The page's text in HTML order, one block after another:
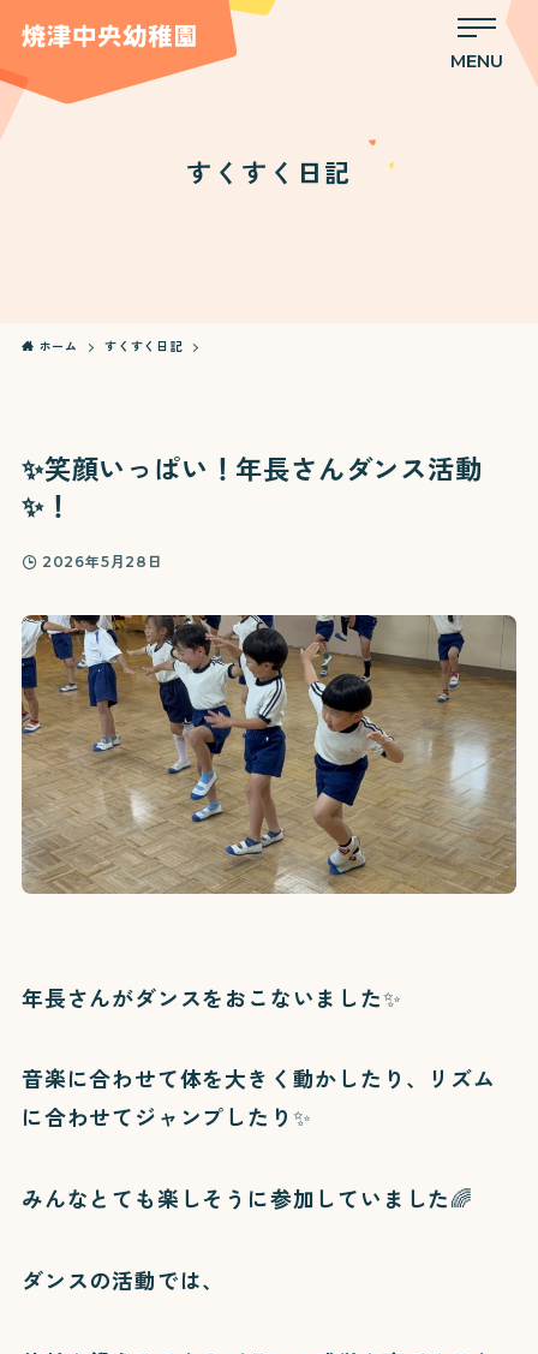
MENU
すくすく日記
ホーム すくすく日記
✨笑顔いっぱい！年長さんダンス活動
✨！
2026年5月28日
年長さんがダンスをおこないました✨
音楽に合わせて体を大きく動かしたり、リズム
に合わせてジャンプしたり✨
みんなとても楽しそうに参加していました🌈
ダンスの活動では、